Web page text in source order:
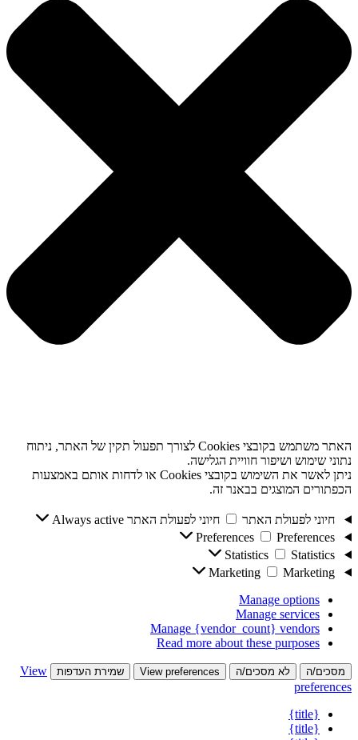
האתר משתמש בקובצי Cookies לצורך תפעול תקין של האתר, ניתוח
נתוני שימוש ושיפור חוויית הגלישה.
ניתן לאשר את השימוש בקובצי Cookies או לדחות אותם באמצעות
הכפתורים המוצגים בבאנר זה.
חיוני לפעולת האתר חיוני לפעולת האתר Always active
Preferences
Preferences
Statistics
Statistics
Marketing
Marketing
Manage options
Manage services
Manage {vendor_count} vendors
Read more about these purposes
מסכים/ה לא מסכים/ה View preferences שמירת העדפות
View
preferences
{title}
{title}